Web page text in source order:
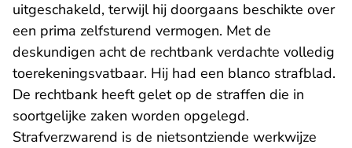
uitgeschakeld, terwijl hij doorgaans beschikte over
een prima zelfsturend vermogen. Met de
deskundigen acht de rechtbank verdachte volledig
toerekeningsvatbaar. Hij had een blanco strafblad.
De rechtbank heeft gelet op de straffen die in
soortgelijke zaken worden opgelegd.
Strafverzwarend is de nietsontziende werkwijze